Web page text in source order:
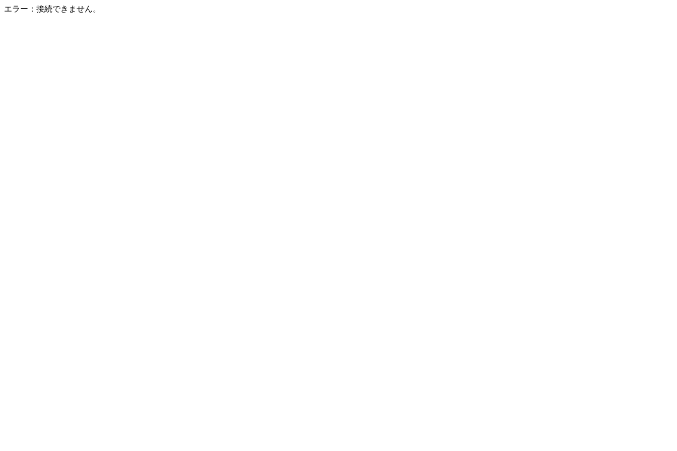
エラー：接続できません。